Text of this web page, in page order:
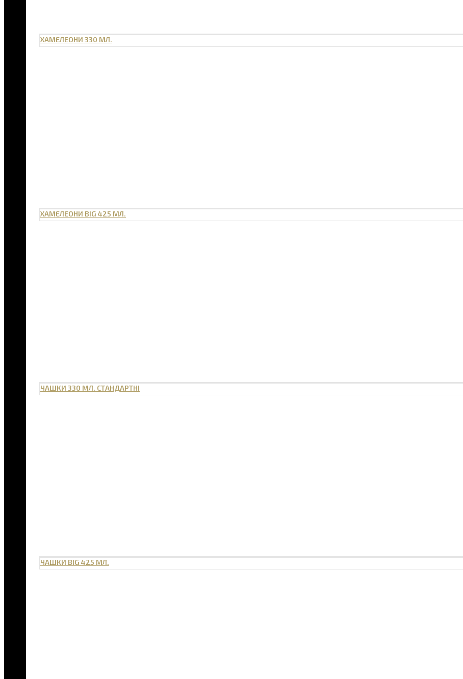
ХАМЕЛЕОНИ 330 МЛ.
ХАМЕЛЕОНИ BIG 425 МЛ.
ЧАШКИ 330 МЛ. СТАНДАРТНІ
ЧАШКИ BIG 425 МЛ.